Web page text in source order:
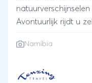
Avontuurlijk rijdt u
wegen, weinig
schijnt en het
continu drastisch
Namibia